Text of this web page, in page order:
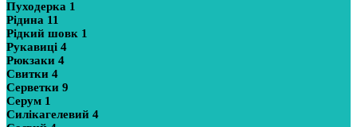
Пуходерка 1
Рідина 11
Рідкий шовк 1
Рукавиці 4
Рюкзаки 4
Свитки 4
Серветки 9
Серум 1
Силікагелевий 4